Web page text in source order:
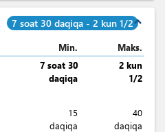
7 soat 30 daqiqa - 2 kun 1/2expand_less
Min. Maks.
7 soat 30
daqiqa
2 kun
1/2
15
daqiqa
40
daqiqa